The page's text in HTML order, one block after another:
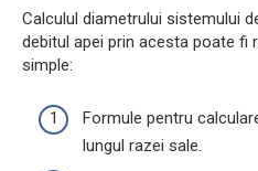
Calculul diametrului sistemului
debitul apei prin acesta poate
simple:
Formule pentru
lungul razei sale.